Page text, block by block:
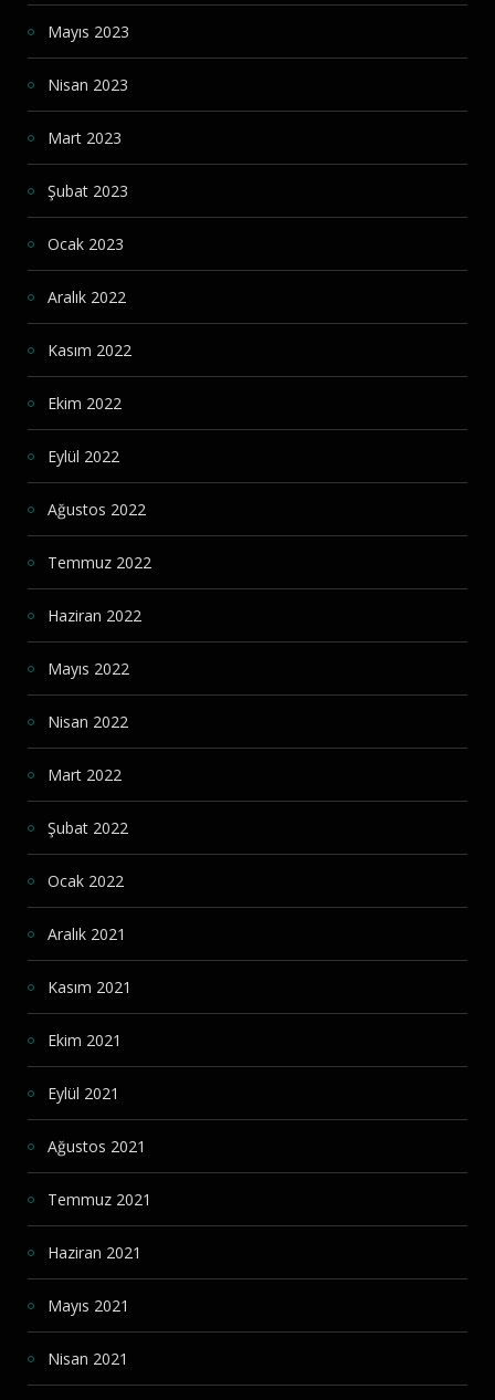
Mayıs 2023
Nisan 2023
Mart 2023
Şubat 2023
Ocak 2023
Aralık 2022
Kasım 2022
Ekim 2022
Eylül 2022
Ağustos 2022
Temmuz 2022
Haziran 2022
Mayıs 2022
Nisan 2022
Mart 2022
Şubat 2022
Ocak 2022
Aralık 2021
Kasım 2021
Ekim 2021
Eylül 2021
Ağustos 2021
Temmuz 2021
Haziran 2021
Mayıs 2021
Nisan 2021